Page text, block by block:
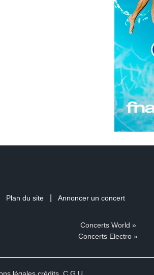
Plan du site Annoncer un concert
Concerts World »
Concerts Electro »